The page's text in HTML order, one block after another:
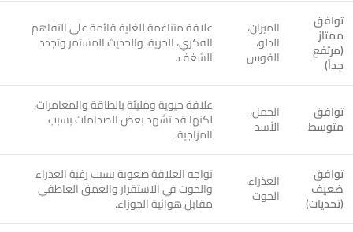
توافق
ممتاز
(مرتفع
جداً)
الميزان،
الدلو،
القوس
علاقة متناغمة للغاية قائمة على التفاهم
الفكري، الحرية، والحديث المستمر وتجدد
الشغف.
توافق
متوسط
الحمل،
الأسد
علاقة حيوية ومليئة بالطاقة والمغامرات،
لكنها قد تشهد بعض الصدامات بسبب
المزاجية.
توافق
ضعيف
(تحديات)
العذراء،
الحوت
تواجه العلاقة صعوبة بسبب رغبة العذراء
والحوت في الاستقرار والعمق العاطفي
مقابل هوائية الجوزاء.